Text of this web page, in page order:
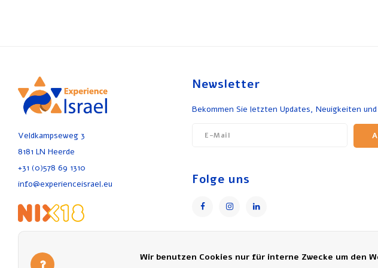
Veldkampseweg 3
8181 LN Heerde
+31 (0)578 69 1310
info@experienceisrael.eu
Newsletter
Bekommen Sie letzten Updates, Neuigkeiten
Folge uns
Wir benutzen Cookies nur für interne Zwecke um den